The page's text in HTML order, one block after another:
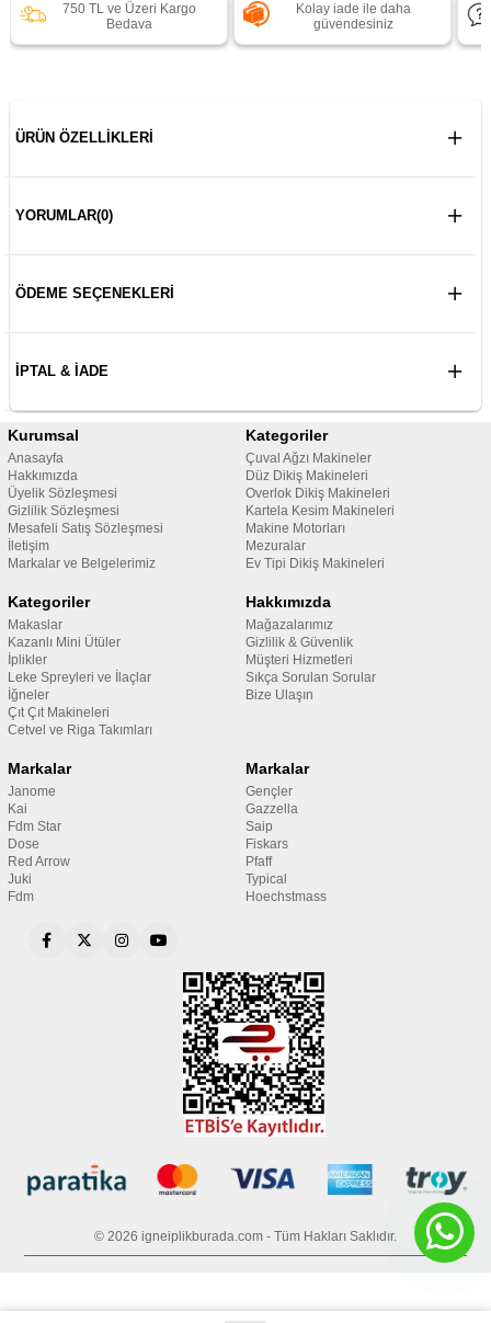
750 TL ve Üzeri Kargo
Bedava
Kolay iade ile daha
güvendesiniz
ÜRÜN ÖZELLIKLERI
YORUMLAR(0)
ÖDEME SEÇENEKLERI
İPTAL & İADE
Kurumsal
Anasayfa
Hakkımızda
Üyelik Sözleşmesi
Gizlilik Sözleşmesi
Mesafeli Satış Sözleşmesi
İletişim
Markalar ve Belgelerimiz
Kategoriler
Çuval Ağzı Makineler
Düz Dikiş Makineleri
Overlok Dikiş Makineleri
Kartela Kesim Makineleri
Makine Motorları
Mezuralar
Ev Tipi Dikiş Makineleri
Kategoriler
Makaslar
Kazanlı Mini Ütüler
İplikler
Leke Spreyleri ve İlaçlar
İğneler
Çıt Çıt Makineleri
Cetvel ve Riga Takımları
Hakkımızda
Mağazalarımız
Gizlilik & Güvenlik
Müşteri Hizmetleri
Sıkça Sorulan Sorular
Bize Ulaşın
Markalar
Janome
Kai
Fdm Star
Dose
Red Arrow
Juki
Fdm
Markalar
Gençler
Gazzella
Saip
Fiskars
Pfaff
Typical
Hoechstmass
© 2026 igneiplikburada.com - Tüm Hakları Saklıdır.